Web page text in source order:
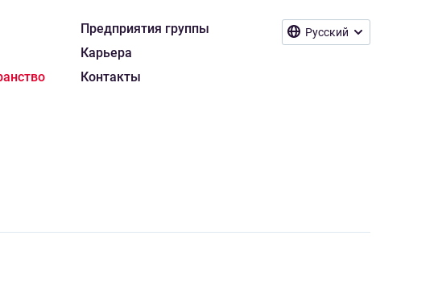
Русский
Предприятия группы
Карьера
Контакты